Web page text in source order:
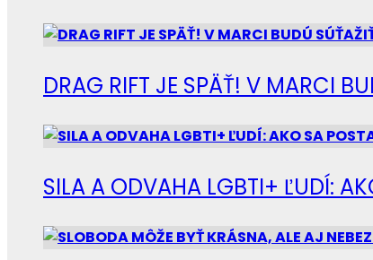
DRAG RIFT JE SPÄŤ! V MARCI
SILA A ODVAHA LGBTI+ ĽUDÍ: